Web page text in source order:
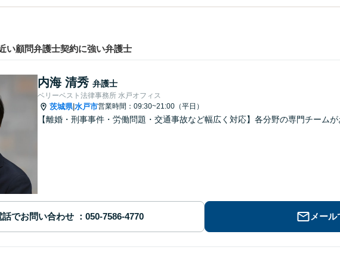
い顧問弁護士契約に強い弁護士
内海 清秀 弁護士
ベリーベスト法律事務所 水戸オフィス
茨城県|水戸市営業時間：09:30~21:00（平日）
【離婚・刑事事件・労働問題・交通事故など幅広く対応】各分野の専門チームが
話でお問い合わせ メー